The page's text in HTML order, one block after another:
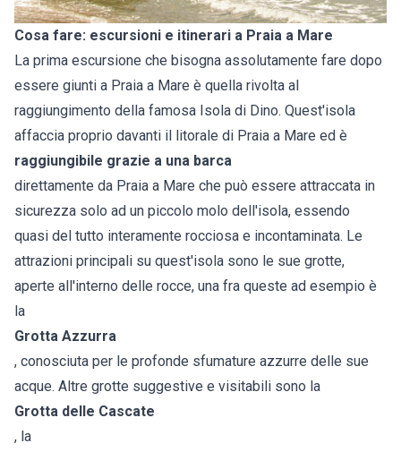
Cosa fare: escursioni e itinerari a Praia a Mare
La prima escursione che bisogna assolutamente fare dopo
essere giunti a Praia a Mare è quella rivolta al
raggiungimento della famosa Isola di Dino. Quest'isola
affaccia proprio davanti il litorale di Praia a Mare ed è
raggiungibile grazie a una barca
direttamente da Praia a Mare che può essere attraccata in
sicurezza solo ad un piccolo molo dell'isola, essendo
quasi del tutto interamente rocciosa e incontaminata. Le
attrazioni principali su quest'isola sono le sue grotte,
aperte all'interno delle rocce, una fra queste ad esempio è
la
Grotta Azzurra
, conosciuta per le profonde sfumature azzurre delle sue
acque. Altre grotte suggestive e visitabili sono la
Grotta delle Cascate
, la